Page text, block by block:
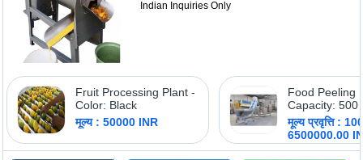
Indian Inquiries Only
Fruit Processing Plant -
Color: Black
मूल्य : 50000 INR
Food Peeling
Capacity: 500
मूल्य प्रवृत्ति :
6500000.00